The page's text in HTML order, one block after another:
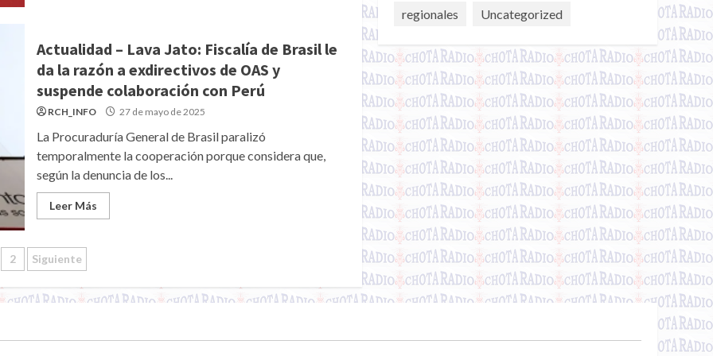
Actualidad – Lava Jato: Fiscalía de Brasil le
da la razón a exdirectivos de OAS y
suspende colaboración con Perú
RCH_INFO 27 de mayo de 2025
La Procuraduría General de Brasil paralizó
temporalmente la cooperación porque considera que,
según la denuncia de los...
Leer Más
2 Siguiente
regionales
Uncategorized